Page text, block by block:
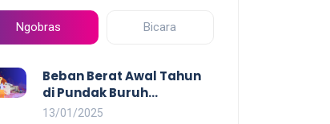
Ngobras Bicara
Beban Berat Awal Tahun
di Pundak Buruh
Perempuan: Kenaikan
13/01/2025